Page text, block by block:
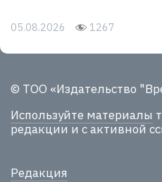
05.08.2026 1267
© ТОО «Издательство
Используйте материалы
редакции и с активной
Редакция